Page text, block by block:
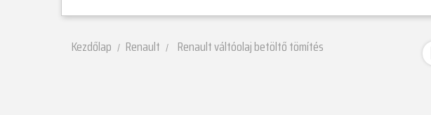
Kezdőlap Renault Renault váltóolaj betöltő tömítés